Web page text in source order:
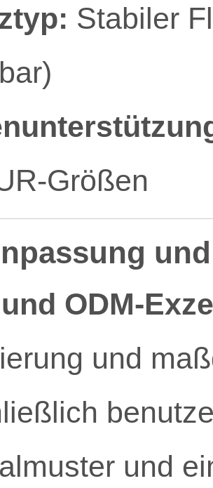
Stabiler
Größen
ODM-
und
und